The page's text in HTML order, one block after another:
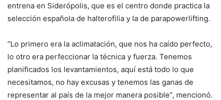
entrena en Siderópolis, que es el centro donde practica la
selección española de halterofilia y la de parapowerlifting.
“Lo primero era la aclimatación, que nos ha caído perfecto,
lo otro era perfeccionar la técnica y fuerza. Tenemos
planificados los levantamientos, aquí está todo lo que
necesitamos, no hay excusas y tenemos las ganas de
representar al país de la mejor manera posible”, mencionó.